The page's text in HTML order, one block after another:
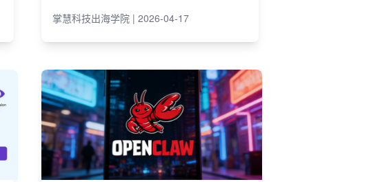
掌慧科技出海学院 | 2026-04-17